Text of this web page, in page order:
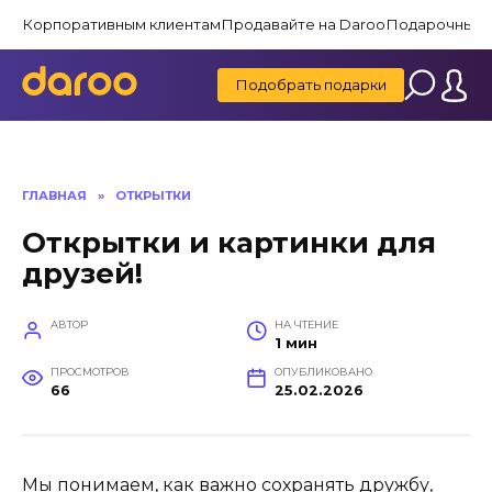
содержанию
Корпоративным клиентамПродавайте на DarooПодарочные
Подобрать подарки
ГЛАВНАЯ » ОТКРЫТКИ
Открытки и картинки для
друзей!
АВТОР НА ЧТЕНИЕ
1 мин
ПРОСМОТРОВ
66
ОПУБЛИКОВАНО
25.02.2026
Мы понимаем, как важно сохранять дружбу,